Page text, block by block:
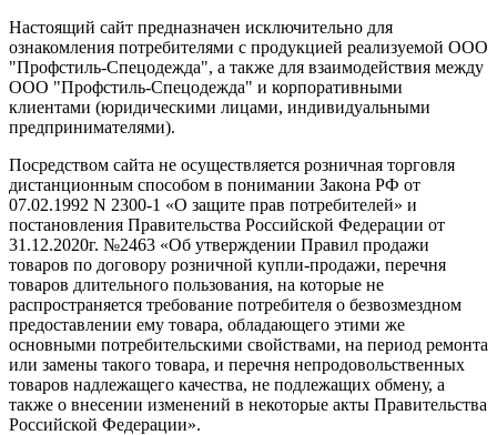
Настоящий сайт предназначен исключительно для
ознакомления потребителями с продукцией реализуемой ООО
"Профстиль-Спецодежда", а также для взаимодействия между
ООО "Профстиль-Спецодежда" и корпоративными
клиентами (юридическими лицами, индивидуальными
предпринимателями).
Посредством сайта не осуществляется розничная торговля
дистанционным способом в понимании Закона РФ от
07.02.1992 N 2300-1 «О защите прав потребителей» и
постановления Правительства Российской Федерации от
31.12.2020г. №2463 «Об утверждении Правил продажи
товаров по договору розничной купли-продажи, перечня
товаров длительного пользования, на которые не
распространяется требование потребителя о безвозмездном
предоставлении ему товара, обладающего этими же
основными потребительскими свойствами, на период ремонта
или замены такого товара, и перечня непродовольственных
товаров надлежащего качества, не подлежащих обмену, а
также о внесении изменений в некоторые акты Правительства
Российской Федерации».